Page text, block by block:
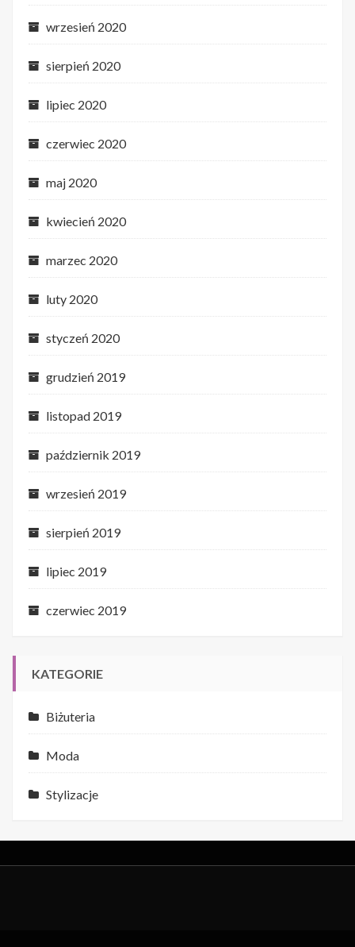
wrzesień 2020
sierpień 2020
lipiec 2020
czerwiec 2020
maj 2020
kwiecień 2020
marzec 2020
luty 2020
styczeń 2020
grudzień 2019
listopad 2019
październik 2019
wrzesień 2019
sierpień 2019
lipiec 2019
czerwiec 2019
KATEGORIE
Biżuteria
Moda
Stylizacje